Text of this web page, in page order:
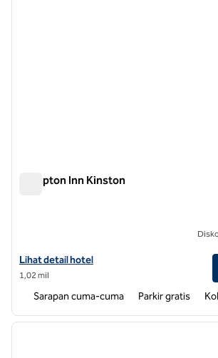
Hampton Inn Kinston
Lihat detail hotel untuk Hampton Inn Kinston
Lihat detail hotel
1,02 mil
Sarapan cuma-cuma Parkir gratis
1 dari 12